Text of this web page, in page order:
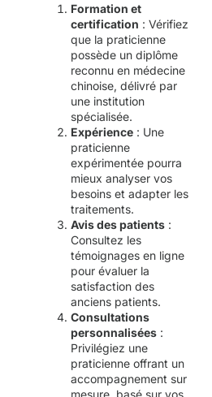
Formation et
certification : Vérifiez
que la praticienne
possède un diplôme
reconnu en médecine
chinoise, délivré par
une institution
spécialisée.
Expérience : Une
praticienne
expérimentée pourra
mieux analyser vos
besoins et adapter les
traitements.
Avis des patients :
Consultez les
témoignages en ligne
pour évaluer la
satisfaction des
anciens patients.
Consultations
personnalisées :
Privilégiez une
praticienne offrant un
accompagnement sur
mesure, basé sur vos